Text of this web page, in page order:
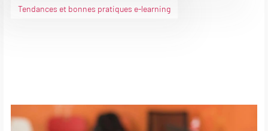
Tendances et bonnes pratiques e-learning